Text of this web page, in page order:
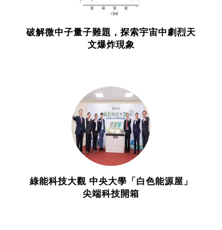
破解微中子量子難題，探索宇宙中劇烈天
文爆炸現象
綠能科技大觀 中央大學「白色能源屋」
尖端科技開箱